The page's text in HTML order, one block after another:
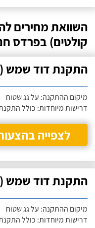
השוואת מחירים
קולטים) בפרדס
התקנת דוד שמש (ללא
מיקום ההתקנה: על גג שטוח
דרישות מיוחדות: כולל
לצפייה
התקנת דוד שמש (ללא
מיקום ההתקנה: על גג שטוח
דרישות מיוחדות: כולל